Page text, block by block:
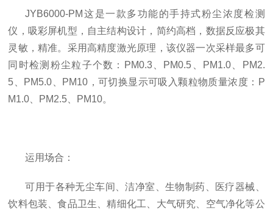
JYB6000-PM这是一款多功能的手持式粉尘浓度检测
仪， 吸彩屏机型，自主结构设计，简约高档，数据反应极其
灵敏，精准。采用高精度激光原理，该仪器一次采样最多可
同时检测粉尘粒子个数：PM0.3、PM0.5、PM1.0、PM2.
5、PM5.0、PM10，可切换显示可吸入颗粒物质量浓度：P
M1.0、PM2.5、PM10。
运用场合：
可用于各种无尘车间、洁净室、生物制药、医疗器械、
饮料包装、食品卫生、精细化工、大气研究、空气净化等公